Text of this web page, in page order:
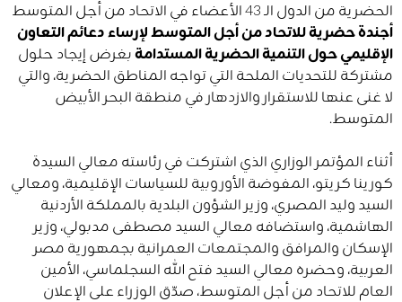
الحضرية من الدول الـ 43 الأعضاء في الاتحاد من أجل المتوسط
أجندة حضرية للاتحاد من أجل المتوسط لإرساء دعائم التعاون
الإقليمي حول التنمية الحضرية المستدامة بغرض إيجاد حلول
مشتركة للتحديات الملحة التي تواجه المناطق الحضرية، والتي
لا غنى عنها للاستقرار والازدهار في منطقة البحر الأبيض
المتوسط.
أثناء المؤتمر الوزاري الذي اشتركت في رئاسته معالي السيدة
كورينا كريتو، المفوضة الأوروبية للسياسات الإقليمية، ومعالي
السيد وليد المصري، وزير الشؤون البلدية بالمملكة الأردنية
الهاشمية، واستضافه معالي السيد مصطفى مدبولي، وزير
الإسكان والمرافق والمجتمعات العمرانية بجمهورية مصر
العربية، وحضره معالي السيد فتح الله السجلماسي، الأمين
العام للاتحاد من أجل المتوسط، صدّق الوزراء على الإعلان